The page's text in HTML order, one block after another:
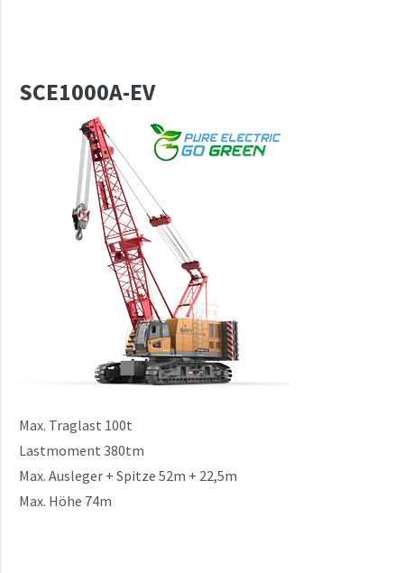
SCE1000A-EV
Max. Traglast 100t
Lastmoment 380tm
Max. Ausleger + Spitze 52m + 22,5m
Max. Höhe 74m